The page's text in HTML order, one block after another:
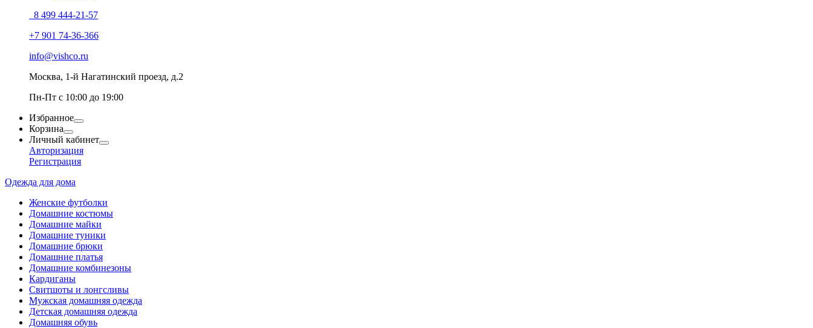
8 499 444-21-57
+7 901 74-36-366
info@vishco.ru
Москва, 1-й Нагатинский проезд, д.2
Пн-Пт с 10:00 до 19:00
Избранное
Корзина
Личный кабинет
Авторизация
Регистрация
Одежда для дома
Женские футболки
Домашние костюмы
Домашние майки
Домашние туники
Домашние брюки
Домашние платья
Домашние комбинезоны
Кардиганы
Свитшоты и лонгсливы
Мужская домашняя одежда
Детская домашняя одежда
Домашняя обувь